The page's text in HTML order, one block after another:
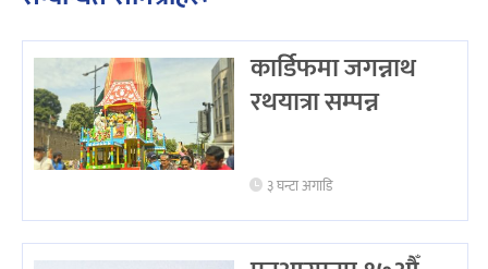
कार्डिफमा जगन्नाथ
रथयात्रा सम्पन्न
३ घन्टा अगाडि